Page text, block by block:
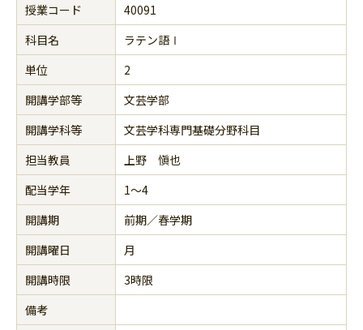
授業コード
40091
科目名
ラテン語Ⅰ
単位
2
開講学部等
文芸学部
開講学科等
文芸学科専門基礎分野科目
担当教員
上野 愼也
配当学年
1～4
開講期
前期／春学期
開講曜日
月
開講時限
3時限
備考